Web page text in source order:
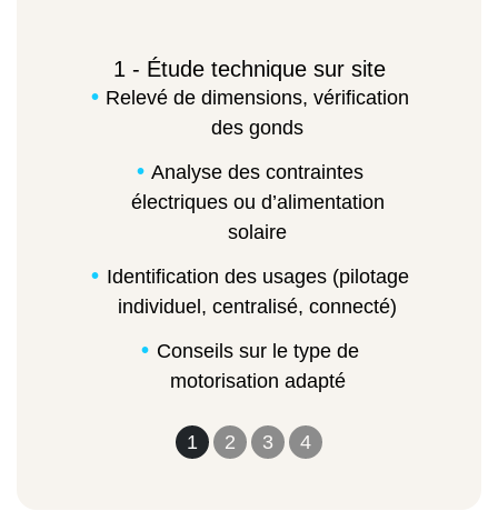
1 2 3 4
1 - Étude technique sur site
Relevé de dimensions, vérification
des gonds
Analyse des contraintes
électriques ou d’alimentation
solaire
Identification des usages (pilotage
individuel, centralisé, connecté)
Conseils sur le type de
motorisation adapté